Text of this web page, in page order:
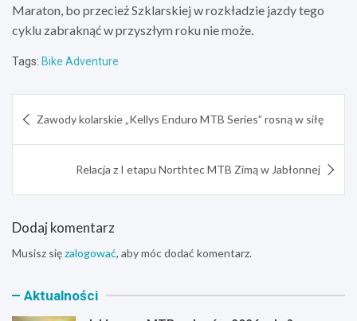
Maraton, bo przecież Szklarskiej w rozkładzie jazdy tego
cyklu zabraknąć w przyszłym roku nie może.
Tags: Bike Adventure
wpisu
Zawody kolarskie „Kellys Enduro MTB Series” rosną w siłę
Relacja z I etapu Northtec MTB Zimą w Jabłonnej
Dodaj komentarz
Musisz sięzalogować, aby móc dodać komentarz.
Aktualności